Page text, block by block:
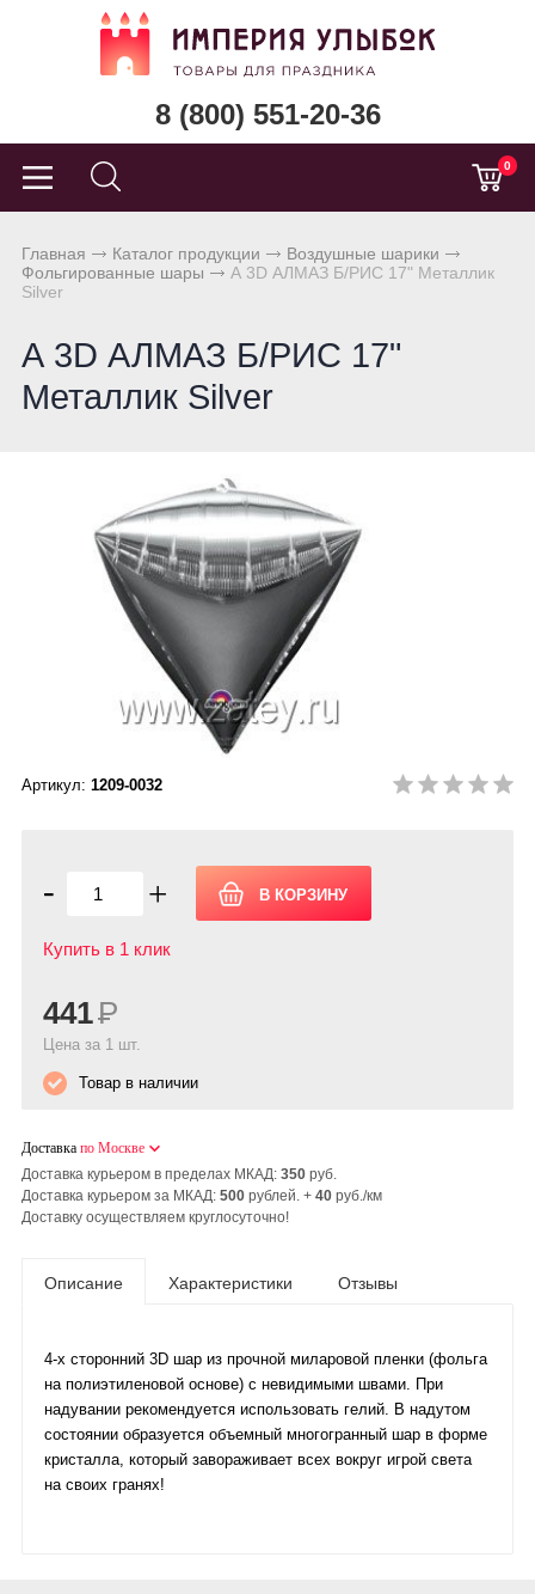
8 (800) 551-20-36
0
Главная Каталог продукции
Воздушные шарики
Фольгированные шары
А 3D АЛМАЗ Б/РИС 17" Металлик
Silver
А 3D АЛМАЗ Б/РИС 17"
Металлик Silver
Артикул: 1209-0032
- +
Купить в 1 клик
441Р
Цена за 1 шт.
Товар в наличии
Доставка по Москве
Доставка курьером в пределах МКАД: 350 руб.
Доставка курьером за МКАД: 500 рублей. + 40 руб./км
Доставку осуществляем круглосуточно!
Описание Характеристики Отзывы
4-х сторонний 3D шар из прочной миларовой пленки (фольга
на полиэтиленовой основе) с невидимыми швами. При
надувании рекомендуется использовать гелий. В надутом
состоянии образуется объемный многогранный шар в форме
кристалла, который завораживает всех вокруг игрой света
на своих гранях!